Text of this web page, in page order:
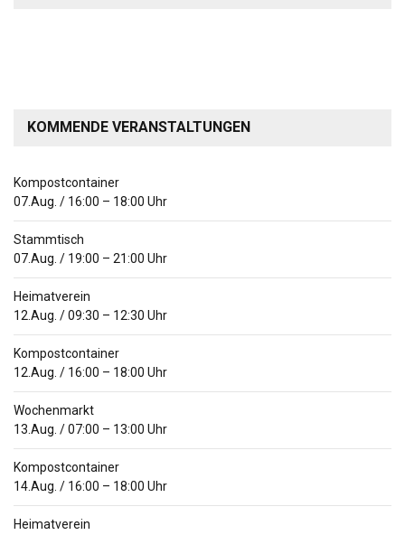
KOMMENDE VERANSTALTUNGEN
Kompostcontainer
07.Aug. / 16:00 – 18:00 Uhr
Stammtisch
07.Aug. / 19:00 – 21:00 Uhr
Heimatverein
12.Aug. /09:30 – 12:30 Uhr
Kompostcontainer
12.Aug. / 16:00 – 18:00 Uhr
Wochenmarkt
13.Aug. /07:00 – 13:00 Uhr
Kompostcontainer
14.Aug. / 16:00 – 18:00 Uhr
Heimatverein